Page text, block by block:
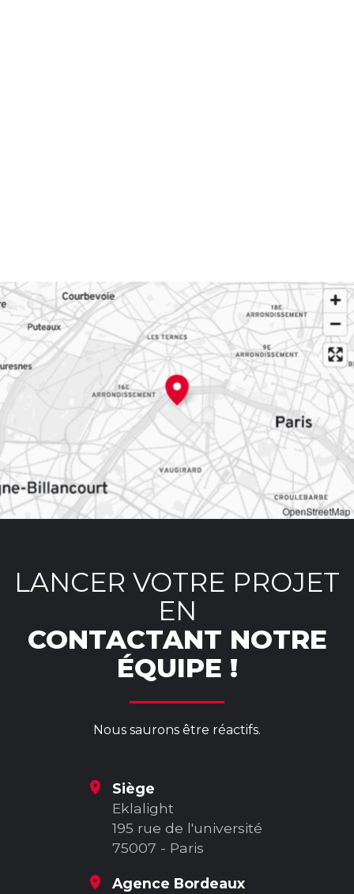
OpenStreetMap
LANCER VOTRE PROJET
EN
CONTACTANT NOTRE
ÉQUIPE !
Nous saurons être réactifs.
Siège
Eklalight
195 rue de l'université
75007 - Paris
Agence Bordeaux